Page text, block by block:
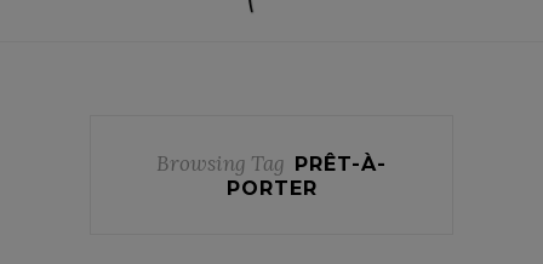
Browsing Tag PRÊT-À-
PORTER